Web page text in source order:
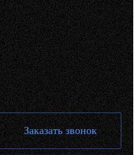
Заказать звонок